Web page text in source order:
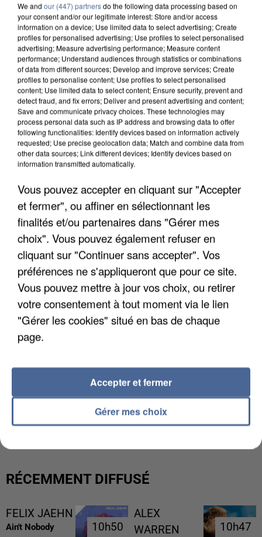
COULÉE DE BOUE EN HAUTE-SAVOIE
LES DONNÉES DE 300 000 CLIENTS DÉROBÉES À
INTERMARCHÉ APRÈS UNE...
RÉCEMMENT DIFFUSÉ
FELIX JAEHN
Ain't Nobody 10h50
10h50
ALEX
WARREN
10h47
10h47
We and our (447) partnersdo the following data processing based on
your consent and/or our legitimate interest: Store and/or access
information on a device; Use limited data to select advertising; Create
profiles for personalised advertising; Use profiles to select personalised
advertising; Measure advertising performance; Measure content
performance; Understand audiences through statistics or combinations
of data from different sources; Develop and improve services; Create
profiles to personalise content; Use profiles to select personalised
content; Use limited data to select content; Ensure security, prevent and
detect fraud, and fix errors; Deliver and present advertising and content;
Save and communicate privacy choices. These technologies may
process personal data such as IP address and browsing data to offer
following functionalities: Identify devices based on information actively
requested; Use precise geolocation data; Match and combine data from
other data sources; Link different devices; Identify devices based on
information transmitted automatically.
Vous pouvez accepter en cliquant sur "Accepter
et fermer", ou affiner en sélectionnant les
finalités et/ou partenaires dans "Gérer mes
choix". Vous pouvez également refuser en
cliquant sur "Continuer sans accepter". Vos
préférences ne s'appliqueront que pour ce site.
Vous pouvez mettre à jour vos choix, ou retirer
votre consentement à tout moment via le lien
"Gérer les cookies" situé en bas de chaque
page.
Gérer mes choix
Accepter et fermer